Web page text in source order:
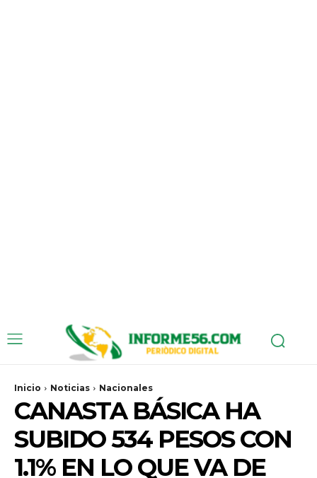
Inicio Noticias Nacionales
CANASTA BÁSICA HA
SUBIDO 534 PESOS CON
1.1% EN LO QUE VA DE